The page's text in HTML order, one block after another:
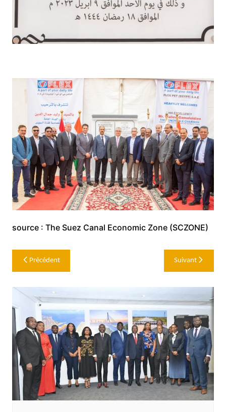
source : The Suez Canal Economic Zone (SCZONE)
Navigation
de
l’article
Précédent Suivant